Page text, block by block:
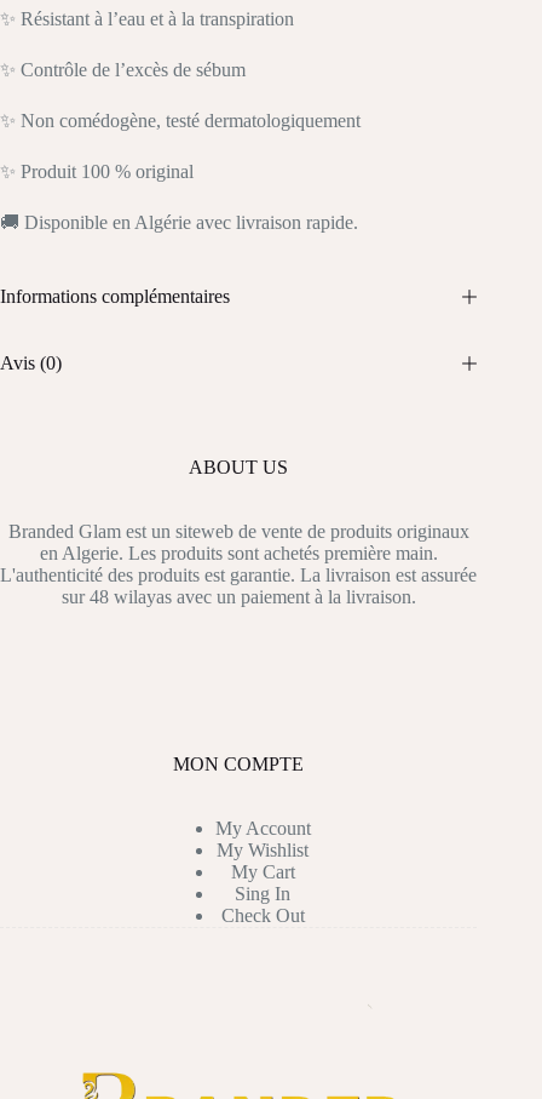
✨ Résistant à l’eau et à la transpiration
✨ Contrôle de l’excès de sébum
✨ Non comédogène, testé dermatologiquement
✨ Produit 100 % original
🚚 Disponible en Algérie avec livraison rapide.
Informations complémentaires
Avis (0)
ABOUT US
Branded Glam est un siteweb de vente de produits originaux
en Algerie. Les produits sont achetés première main.
L'authenticité des produits est garantie. La livraison est assurée
sur 48 wilayas avec un paiement à la livraison.
MON COMPTE
My Account
My Wishlist
My Cart
Sing In
Check Out